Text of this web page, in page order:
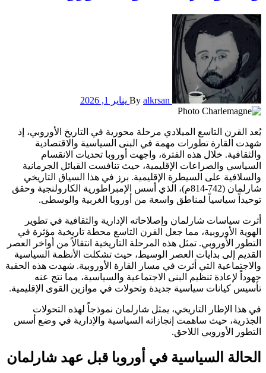
By alkrsan يناير 1, 2026
يُعد القرن التاسع الميلادي مرحلة محورية في التاريخ الأوروبي، إذ
شهدت القارة تطورات مهمة في البنى السياسية والاقتصادية
والثقافية. خلال هذه الفترة، واجهت أوروبا تحديات الانقسام
السياسي والصراعات الإقليمية، حيث تنافست القبائل الجرمانية
والسلافية على السيطرة الإقليمية. برز في هذا السياق التاريخي
شارلمان (742-814م)، الذي أسس الإمبراطورية الكارولنجية وحقق
توحيداً سياسياً لمناطق واسعة من أوروبا الغربية والوسطى.
أثرت سياسات شارلمان وإصلاحاته الإدارية والثقافية في تطوير
الهوية الأوروبية، مما جعل القرن التاسع محطة تاريخية مؤثرة في
التطور الأوروبي. تمثل هذه المرحلة التاريخية انتقالاً من أواخر العصر
القديم إلى بدايات العصر الوسيط، حيث تشكلت الأنظمة السياسية
والاجتماعية التي أثرت في مسار القارة الأوروبية. شهدت هذه الحقبة
جهوداً لإعادة تنظيم البنى الاجتماعية والسياسية، مما نتج عنه
تأسيس كيانات سياسية جديدة وتحولات في موازين القوى الإقليمية.
في هذا الإطار التاريخي، يمثل شارلمان نموذجاً لهذه التحولات
الجذرية، حيث ساهمت إنجازاته السياسية والإدارية في وضع أسس
التطور الأوروبي اللاحق.
الحالة السياسية في أوروبا قبل عهد شارلمان